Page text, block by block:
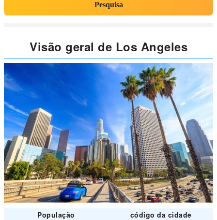
Pesquisa
Visão geral de Los Angeles
População
código da cidade